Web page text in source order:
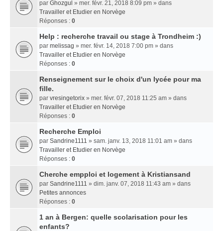
par Ghozgul » mer. févr. 21, 2018 8:09 pm » dans
Travailler et Etudier en Norvège
Réponses : 0
Help : recherche travail ou stage à Trondheim :)
par melissag » mer. févr. 14, 2018 7:00 pm » dans
Travailler et Etudier en Norvège
Réponses : 0
Renseignement sur le choix d'un lycée pour ma
fille.
par vresingetorix » mer. févr. 07, 2018 11:25 am » dans
Travailler et Etudier en Norvège
Réponses : 0
Recherche Emploi
par Sandrine1111 » sam. janv. 13, 2018 11:01 am » dans
Travailler et Etudier en Norvège
Réponses : 0
Cherche empploi et logement à Kristiansand
par Sandrine1111 » dim. janv. 07, 2018 11:43 am » dans
Petites annonces
Réponses : 0
1 an à Bergen: quelle scolarisation pour les
enfants?